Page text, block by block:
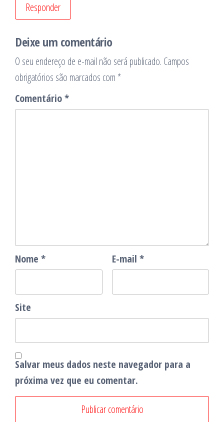
Responder
Deixe um comentário
O seu endereço de e-mail não será publicado. Campos
obrigatórios são marcados com *
Comentário*
Nome * E-mail *
Site
Salvar meus dados neste navegador para a
próxima vez que eu comentar.